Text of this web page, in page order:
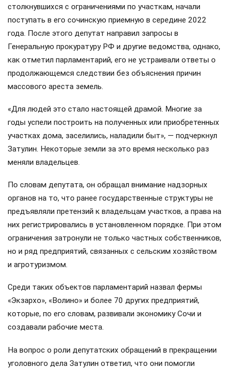
столкнувшихся с ограничениями по участкам, начали
поступать в его сочинскую приемную в середине 2022
года. После этого депутат направил запросы в
Генеральную прокуратуру РФ и другие ведомства, однако,
как отметил парламентарий, его не устраивали ответы о
продолжающемся следствии без объяснения причин
массового ареста земель.
«Для людей это стало настоящей драмой. Многие за
годы успели построить на полученных или приобретенных
участках дома, заселились, наладили быт», — подчеркнул
Затулин. Некоторые земли за это время несколько раз
меняли владельцев.
По словам депутата, он обращал внимание надзорных
органов на то, что ранее государственные структуры не
предъявляли претензий к владельцам участков, а права на
них регистрировались в установленном порядке. При этом
ограничения затронули не только частных собственников,
но и ряд предприятий, связанных с сельским хозяйством
и агротуризмом.
Среди таких объектов парламентарий назвал фермы
«Экзархо», «Волино» и более 70 других предприятий,
которые, по его словам, развивали экономику Сочи и
создавали рабочие места.
На вопрос о роли депутатских обращений в прекращении
уголовного дела Затулин ответил, что они помогли